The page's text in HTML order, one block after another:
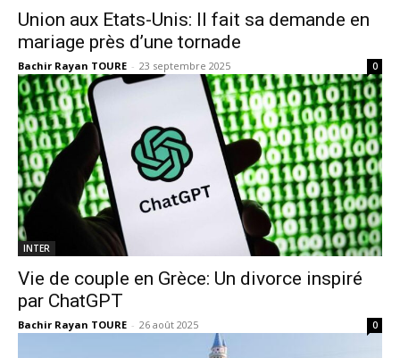
Union aux Etats-Unis: Il fait sa demande en
mariage près d’une tornade
Bachir Rayan TOURE - 23 septembre 2025 0
INTER
Vie de couple en Grèce: Un divorce inspiré
par ChatGPT
Bachir Rayan TOURE - 26 août 2025 0